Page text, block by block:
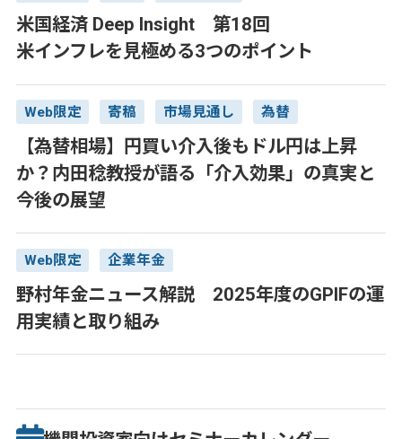
米国経済 Deep Insight 第18回
米インフレを見極める3つのポイント
Web限定 寄稿 市場見通し 為替
【為替相場】円買い介入後もドル円は上昇
か？内田稔教授が語る「介入効果」の真実と
今後の展望
Web限定 企業年金
野村年金ニュース解説 2025年度のGPIFの運
用実績と取り組み